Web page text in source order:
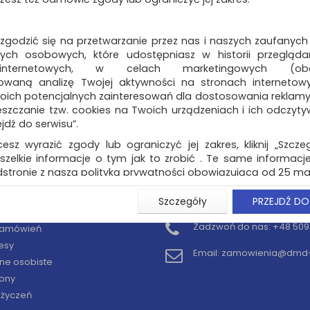
osobiste
KONTAKT
Zadzwoń do nas:+48 509
Email:
się na przetwarzanie przez nas i naszych
osobowych, które udostępniasz w historii
w celach marketingowych
analizę Twojej aktywności na stronach
potencjalnych zainteresowań dla dostosowania
tzw. cookies na Twoich urządzeniach i ich
do serwisu”.
wyrazić zgody lub ograniczyć jej zakres, kliknij
informacje o tym jak to zrobić . Te same
z naszą polityką prywatności obowiązującą od 25
użytkowników zalogowanych, aby umożliwić
i związane z tym prawidłowe działanie naszej
np. wysłanie potwierdzenia zamówienia na
Państwu prawidłowych informacji o promocjach
ważna jest Państwa wcześniejsza zgoda której
zgoda jest dobrowolna i można ją w dowolnym
(rozwiń)
Szczegóły PRZEJDŹ